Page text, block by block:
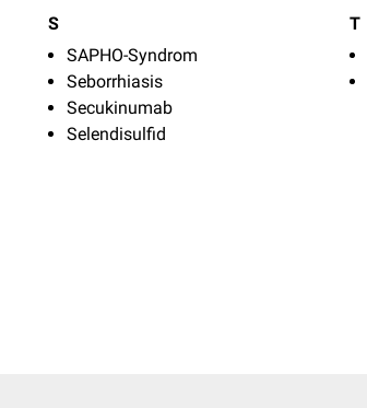
S
SAPHO-Syndrom
Seborrhiasis
Secukinumab
Selendisulfid
T